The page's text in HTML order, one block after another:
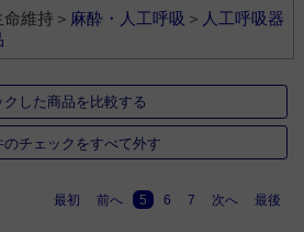
維持＞ 麻酔・人工呼吸 ＞ 人工呼吸器
クした商品を比較する
のチェックをすべて外す
最初 前へ 5 6 7 次へ 最後